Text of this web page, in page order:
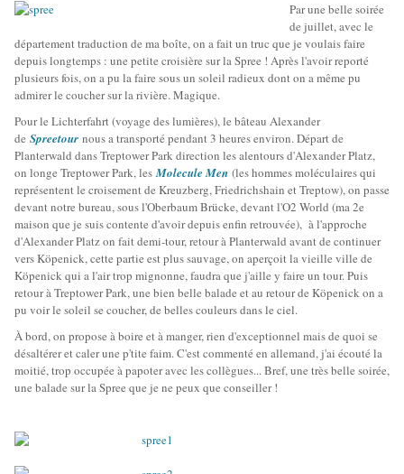
Par une belle soirée
de juillet, avec le
département traduction de ma boîte, on a fait un truc que je voulais faire
depuis longtemps : une petite croisière sur la Spree ! Après l'avoir reporté
plusieurs fois, on a pu la faire sous un soleil radieux dont on a même pu
admirer le coucher sur la rivière. Magique.
Pour le Lichterfahrt (voyage des lumières), le bâteau Alexander
de Spreetour nous a transporté pendant 3 heures environ. Départ de
Planterwald dans Treptower Park direction les alentours d'Alexander Platz,
on longe Treptower Park, lesMolecule Men (les hommes moléculaires qui
représentent le croisement de Kreuzberg, Friedrichshain et Treptow), on passe
devant notre bureau, sous l'Oberbaum Brücke, devant l'O2 World (ma 2e
maison que je suis contente d'avoir depuis enfin retrouvée), à l'approche
d'Alexander Platz on fait demi-tour, retour à Planterwald avant de continuer
vers Köpenick, cette partie est plus sauvage, on aperçoit la vieille ville de
Köpenick qui a l'air trop mignonne, faudra que j'aille y faire un tour. Puis
retour à Treptower Park, une bien belle balade et au retour de Köpenick on a
pu voir le soleil se coucher, de belles couleurs dans le ciel.
À bord, on propose à boire et à manger, rien d'exceptionnel mais de quoi se
désaltérer et caler une p'tite faim. C'est commenté en allemand, j'ai écouté la
moitié, trop occupée à papoter avec les collègues... Bref, une très belle soirée,
une balade sur la Spree que je ne peux que conseiller !